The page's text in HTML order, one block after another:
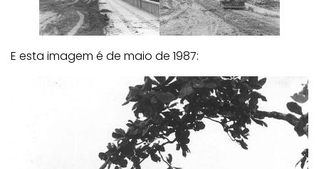
E esta imagem é de maio de 1987: